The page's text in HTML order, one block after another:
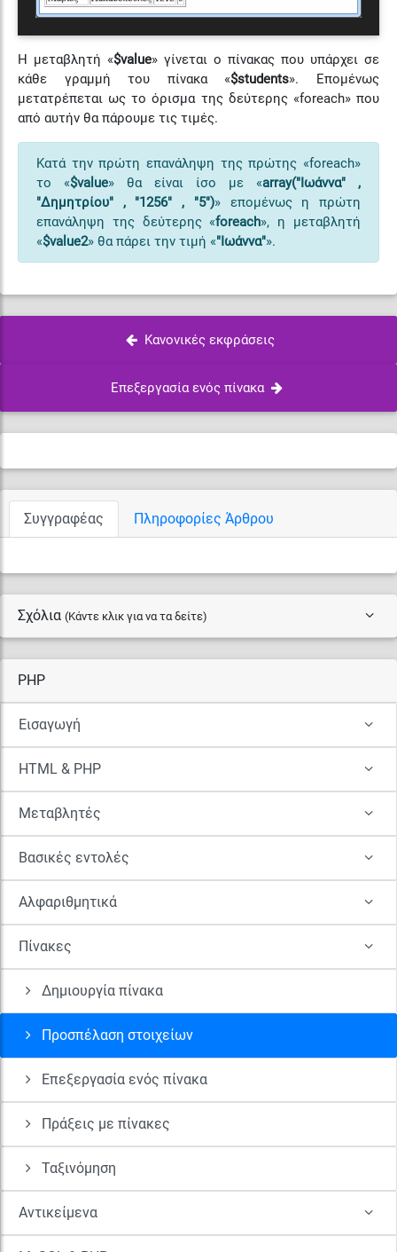
H μεταβλητή «$value» γίνεται ο πίνακας που υπάρχει σε
κάθε γραμμή του πίνακα «$students». Επομένως
μετατρέπεται ως το όρισμα της δεύτερης «foreach» που
από αυτήν θα πάρουμε τις τιμές.
Κατά την πρώτη επανάληψη της πρώτης «foreach»
το «$value» θα είναι ίσο με «array("Ιωάννα" ,
"Δημητρίου" , "1256" , "5")» επομένως η πρώτη
επανάληψη της δεύτερης «foreach», η μεταβλητή
«$value2» θα πάρει την τιμή «"Ιωάννα"».
Κανονικές εκφράσεις
Επεξεργασία ενός πίνακα
Συγγραφέας Πληροφορίες Άρθρου
Σχόλια (Κάντε κλικ για να τα δείτε)
PHP
Εισαγωγή
HTML & PHP
Μεταβλητές
Βασικές εντολές
Αλφαριθμητικά
Πίνακες
Δημιουργία πίνακα
Προσπέλαση στοιχείων
Επεξεργασία ενός πίνακα
Πράξεις με πίνακες
Ταξινόμηση
Αντικείμενα